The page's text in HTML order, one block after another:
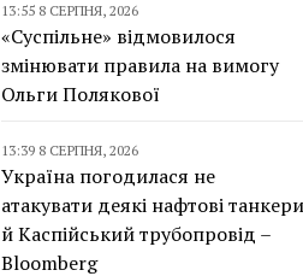
13:55 8 СЕРПНЯ, 2026
«Суспільне» відмовилося
змінювати правила на вимогу
Ольги Полякової
13:39 8 СЕРПНЯ, 2026
Україна погодилася не
атакувати деякі нафтові танкери
й Каспійський трубопровід –
Bloomberg